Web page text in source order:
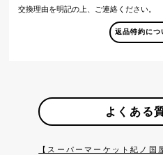
交換理由を明記の上、ご連絡ください。
返品特約につ
よくある
【スーパーマーケット紀ノ国